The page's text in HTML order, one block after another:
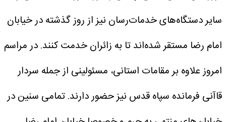
سایر دستگاه‌های خدمات‌رسان نیز از روز گذشته در خیابان
امام رضا مستقر شده‌اند تا به زائران خدمت کنند.‌در مراسم
امروز علاوه بر مقامات استانی، مسئولینی از جمله سردار
قاآنی فرمانده سپاه قدس نیز حضور دارند.تمامی سنین در